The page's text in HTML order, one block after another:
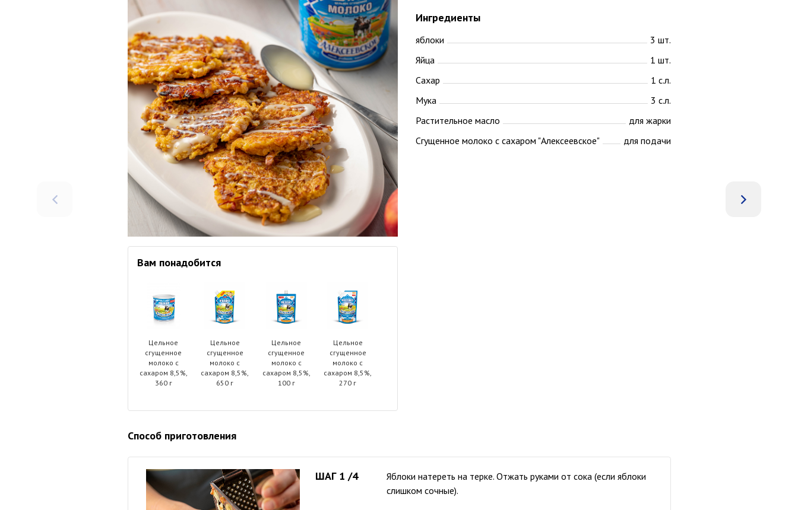
Вам понадобится
Цельное
сгущенное
молоко с
сахаром 8,5%,
360 г
Цельное
сгущенное
молоко с
сахаром 8,5%,
650 г
Цельное
сгущенное
молоко с
сахаром 8,5%,
100 г
Цельное
сгущенное
молоко с
сахаром 8,5%,
270 г
Ингредиенты
яблоки
3 шт.
Яйца
1 шт.
Сахар
1 с.л.
Мука
3 с.л.
Растительное масло
для жарки
Сгущенное молоко с сахаром "Алексеевское"
для подачи
Способ приготовления
ШАГ 1 /4
Яблоки натереть на терке. Отжать руками от сока (если яблоки
слишком сочные).